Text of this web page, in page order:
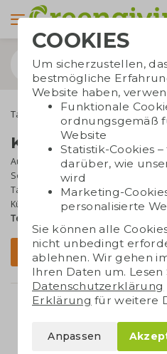
Taschen bedrucken
Kühltaschen
Auf der Suche nach einem
Sommer? Kühltaschen sind die
Tagesausflüge, Strandbesuche
Kühltasche ist einfach praktisch.
Text bedrucken
Filter
COOKIES
Um sicherzustellen,
bestmögliche
Website haben,
Funktionale
ordnungsgemäß
Website
Statistik-Cookies
darüber, wie
wird
Marketing-
personalisierte
Sie können alle
nicht unbedingt
ablehnen. Wir gehen
Ihren Daten um.
Datenschutzerklärung
Erklärung für weitere
Anpassen